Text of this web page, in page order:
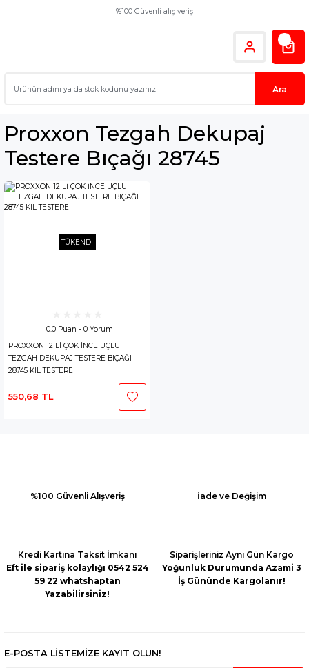
%100 Güvenli alış veriş
Ara
Proxxon Tezgah Dekupaj
Testere Bıçağı 28745
TÜKENDİ
0.0 Puan - 0 Yorum
PROXXON 12 Lİ ÇOK İNCE UÇLU
TEZGAH DEKUPAJ TESTERE BIÇAĞI
28745 KIL TESTERE
550,68 TL
%100 Güvenli Alışveriş İade ve Değişim
Kredi Kartına Taksit İmkanı
Eft ile sipariş kolaylığı 0542 524
59 22 whatshaptan
Yazabilirsiniz!
Siparişleriniz Aynı Gün Kargo
Yoğunluk Durumunda Azami 3
İş Gününde Kargolanır!
E-POSTA LİSTEMİZE KAYIT OLUN!